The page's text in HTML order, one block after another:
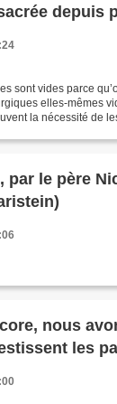
depuis
sont vides parce
elles-mêmes
la nécessité de
par le père
nous
les